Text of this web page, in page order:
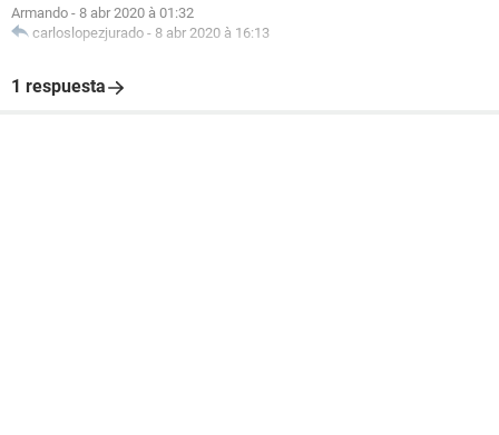
Armando - 8 abr 2020 à 01:32
carloslopezjurado - 8 abr 2020 à 16:13
1 respuesta